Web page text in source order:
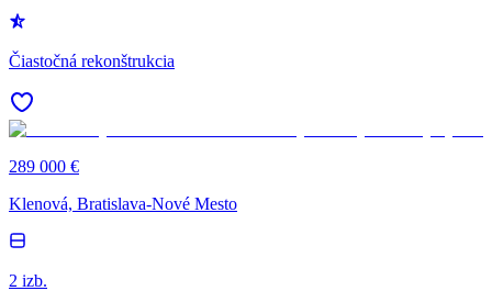
Čiastočná rekonštrukcia
289 000 €
Klenová, Bratislava-Nové Mesto
2 izb.